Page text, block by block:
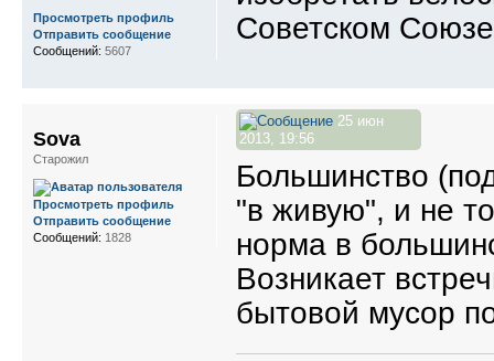
Советском
Просмотреть профиль
Отправить сообщение
Сообщений: 5607
25 июн
2013, 19:56
Большинство
"в живую", и не
норма в
Возникает
бытовой мусор
Sova
Старожил
Просмотреть профиль
Отправить сообщение
Сообщений: 1828